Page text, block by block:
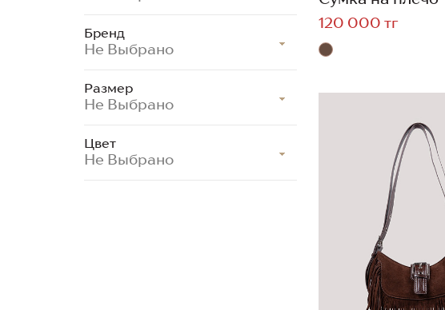
Бренд
Не Выбрано
Размер
Не Выбрано
Цвет
Не Выбрано
120 000 тг